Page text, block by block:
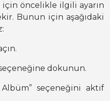
öncelikle ilgili ayarın
Bunun için aşağıdaki
dokunun.
Albüm” seçeneğini aktif